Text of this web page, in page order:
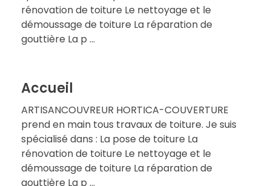
rénovation de toiture Le nettoyage et le
démoussage de toiture La réparation de
gouttière La p ...
Accueil
ARTISANCOUVREUR HORTICA-COUVERTURE
prend en main tous travaux de toiture. Je suis
spécialisé dans : La pose de toiture La
rénovation de toiture Le nettoyage et le
démoussage de toiture La réparation de
gouttière La p ...